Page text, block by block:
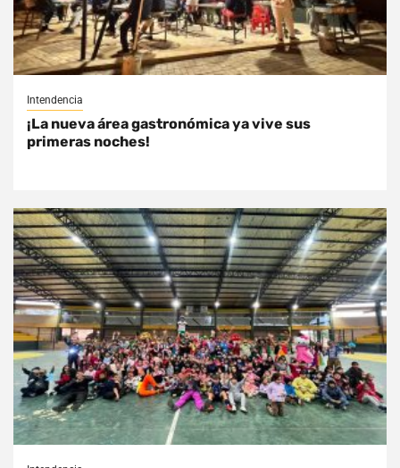
Intendencia
¡La nueva área gastronómica ya vive sus
primeras noches!